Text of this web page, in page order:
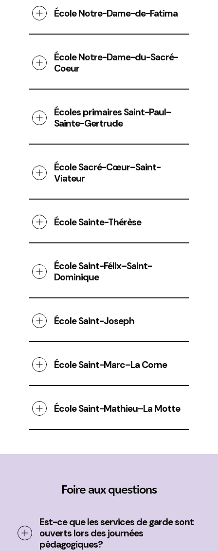
École Notre-Dame-de-Fatima
École Notre-Dame-du-Sacré-
Coeur
Écoles primaires Saint-Paul–
Sainte-Gertrude
École Sacré-Cœur–Saint-
Viateur
École Sainte-Thérèse
École Saint-Félix–Saint-
Dominique
École Saint-Joseph
École Saint-Marc–La Corne
École Saint-Mathieu–La Motte
Foire aux questions
Est-ce que les services de garde sont
ouverts lors des journées
pédagogiques?